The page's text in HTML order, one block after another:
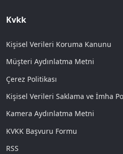
Kvkk
Kişisel Verileri Koruma Kanunu
Müşteri Aydınlatma Metni
Çerez Politikası
Kişisel Verileri Saklama ve İmha
Kamera Aydınlatma Metni
KVKK Başvuru Formu
RSS